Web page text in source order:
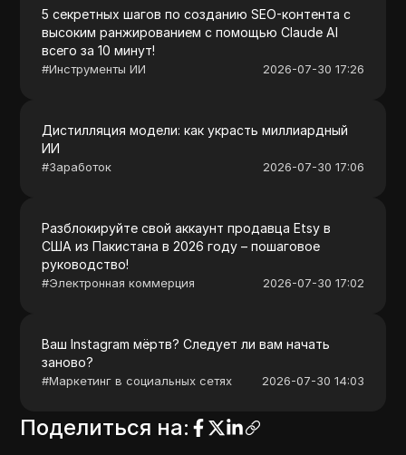
5 секретных шагов по созданию SEO-контента с
высоким ранжированием с помощью Claude AI
всего за 10 минут!
#Инструменты ИИ 2026-07-30 17:26
Дистилляция модели: как украсть миллиардный
ИИ
#Заработок 2026-07-30 17:06
Разблокируйте свой аккаунт продавца Etsy в
США из Пакистана в 2026 году – пошаговое
руководство!
#Электронная коммерция 2026-07-30 17:02
Ваш Instagram мёртв? Следует ли вам начать
заново?
#Маркетинг в социальных сетях 2026-07-30 14:03
Поделиться на: